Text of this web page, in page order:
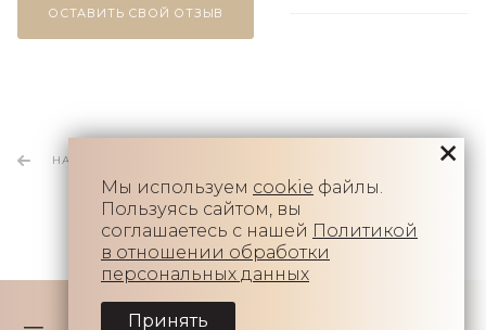
ОСТАВИТЬ СВОЙ ОТЗЫВ
НАЗАД К СПИСКУ
Мы используем cookie файлы.
Пользуясь сайтом, вы
соглашаетесь с нашей Политикой
в отношении обработки
персональных данных
Принять